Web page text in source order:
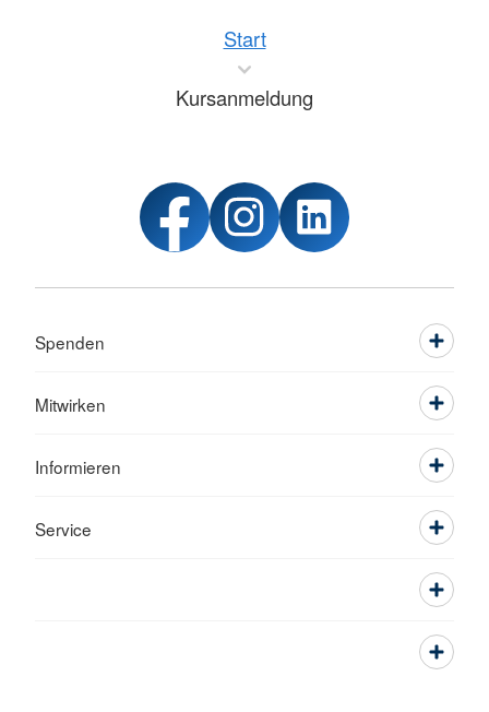
Start
Kursanmeldung
Spenden
Mitwirken
Informieren
Service